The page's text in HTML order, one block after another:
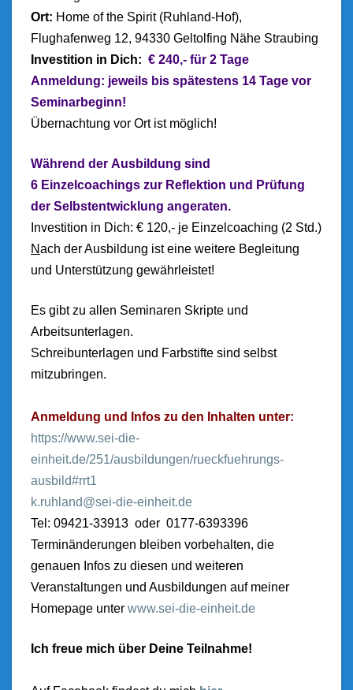
Ort: Home of the Spirit (Ruhland-Hof),
Flughafenweg 12, 94330 Geltolfing Nähe Straubing
Investition in Dich: € 240,- für 2 Tage
Anmeldung: jeweils bis spätestens 14 Tage vor
Seminarbeginn!
Übernachtung vor Ort ist möglich!
Während der Ausbildung sind
6 Einzelcoachings zur Reflektion und Prüfung
der Selbstentwicklung angeraten.
Investition in Dich: € 120,- je Einzelcoaching (2 Std.)
Nach der Ausbildung ist eine weitere Begleitung
und Unterstützung gewährleistet!
Es gibt zu allen Seminaren Skripte und
Arbeitsunterlagen.
Schreibunterlagen und Farbstifte sind selbst
mitzubringen.
Anmeldung und Infos zu den Inhalten unter:
https://www.sei-die-
einheit.de/251/ausbildungen/rueckfuehrungs-
ausbild#rrt1
k.ruhland@sei-die-einheit.de
Tel: 09421-33913 oder 0177-6393396
Terminänderungen bleiben vorbehalten, die
genauen Infos zu diesen und weiteren
Veranstaltungen und Ausbildungen auf meiner
Homepage unter www.sei-die-einheit.de
Ich freue mich über Deine Teilnahme!